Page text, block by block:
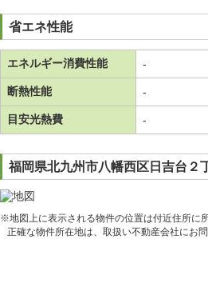
省エネ性能
エネルギー消費性能 -
断熱性能 -
目安光熱費 -
福岡県北九州市八幡西区日吉台２
※地図上に表示される物件の位置は付近住所に
正確な物件所在地は、取扱い不動産会社にお